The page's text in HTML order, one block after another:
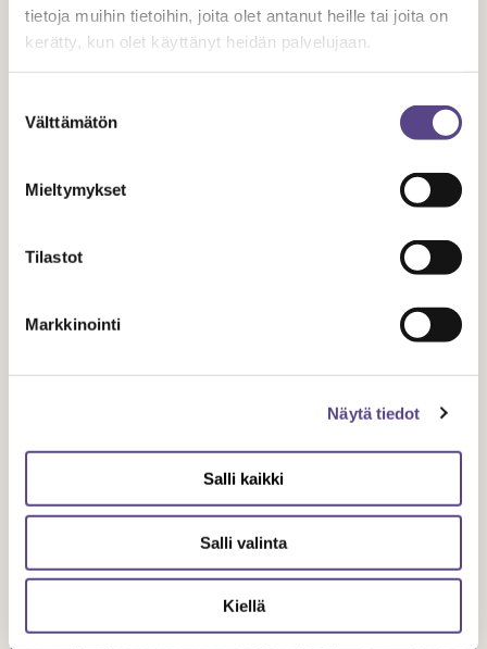
tietoja muihin tietoihin, joita olet antanut heille tai joita on
kerätty, kun olet käyttänyt heidän palvelujaan.
valinta
Välttämätön
Mieltymykset
Tilastot
Markkinointi
Näytä tiedot
Salli kaikki
Salli valinta
Kiellä
– Maksupäivä (lomakorvaus jos palkka)
– Vakuutukset
– Sopimuksen osapuolien vastuut
– Muut korvaukset: päiväraha, matkat, asuminen, omien
Aiheeseen liittyvät artikkelit